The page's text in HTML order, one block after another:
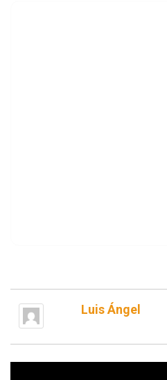
Luis Ángel